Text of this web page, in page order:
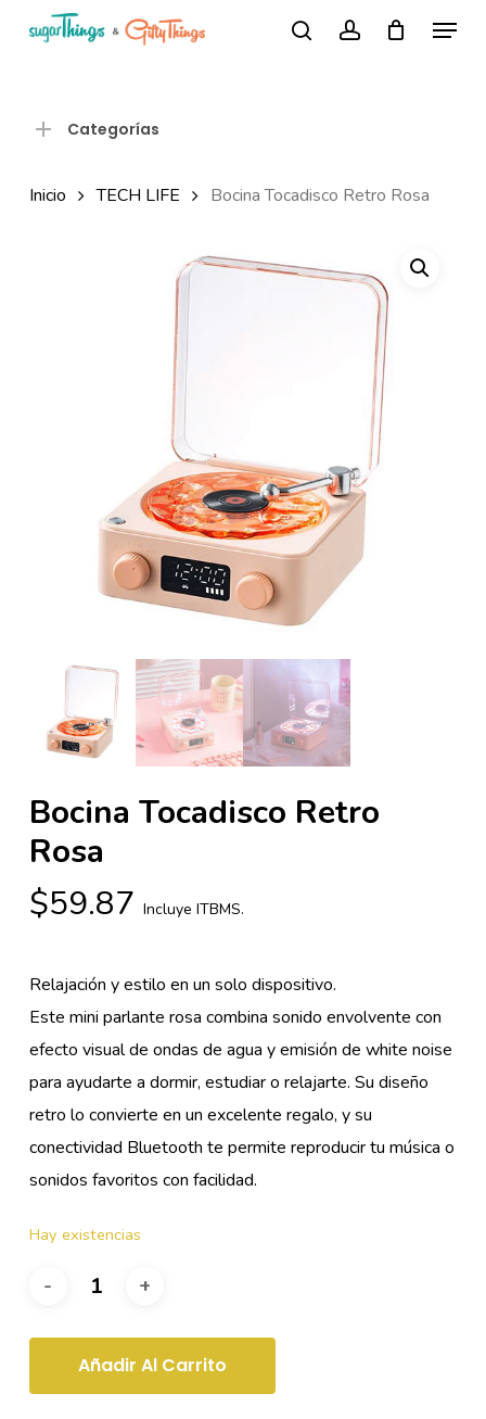
Búsqueda
Menu
Categorías
Inicio TECH LIFE Bocina Tocadisco Retro Rosa
Bocina Tocadisco Retro
Rosa
$59.87 Incluye ITBMS.
Relajación y estilo en un solo dispositivo.
Este mini parlante rosa combina sonido envolvente con
efecto visual de ondas de agua y emisión de white noise
para ayudarte a dormir, estudiar o relajarte. Su diseño
retro lo convierte en un excelente regalo, y su
conectividad Bluetooth te permite reproducir tu música o
sonidos favoritos con facilidad.
Hay existencias
Añadir Al Carrito